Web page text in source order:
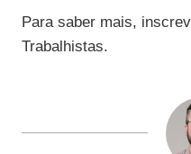
Para saber mais,
Trabalhistas.